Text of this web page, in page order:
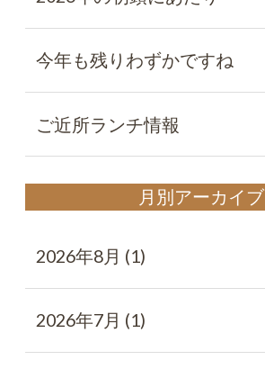
今年も残りわずかですね
ご近所ランチ情報
月別アーカイブ
2026年8月 (1)
2026年7月 (1)